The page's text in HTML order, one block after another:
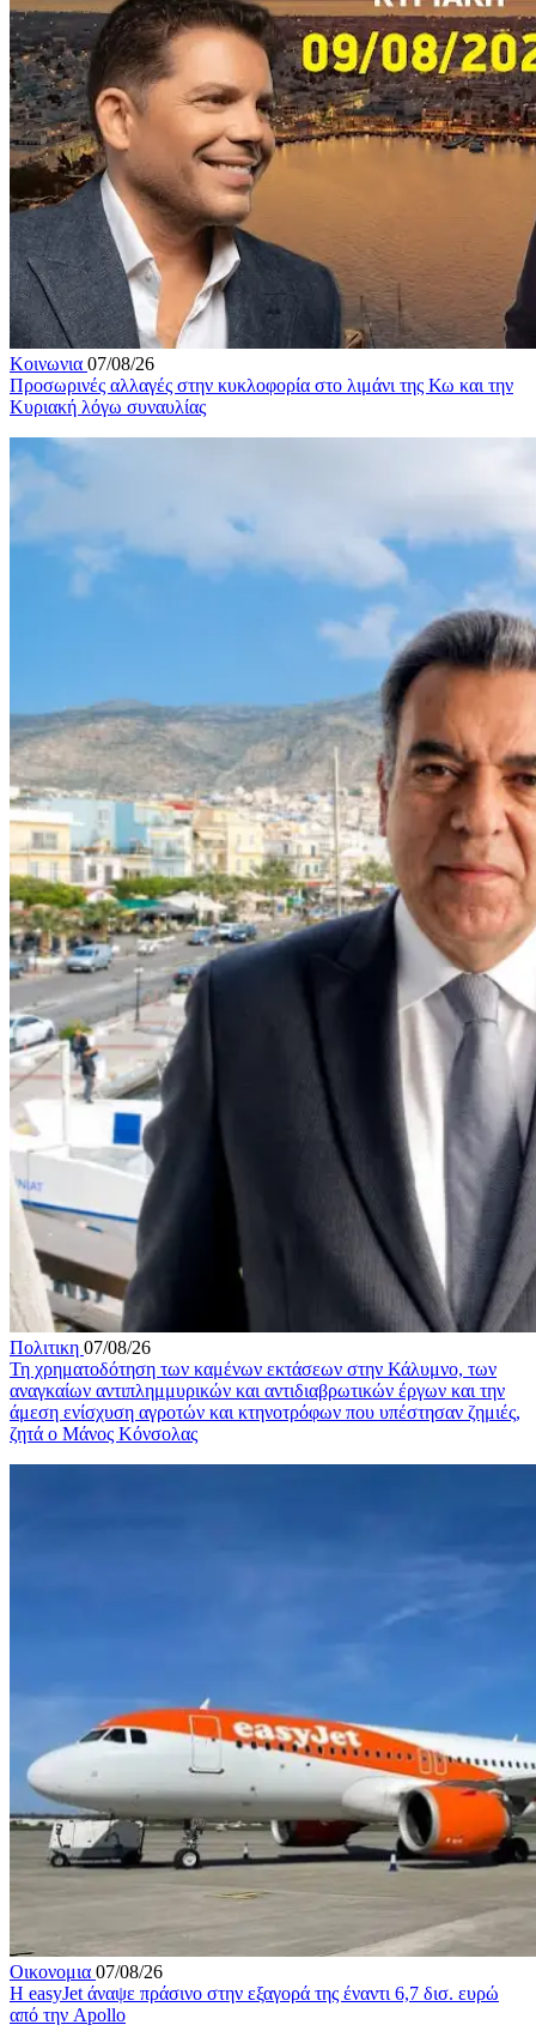
Κοινωνια 07/08/26
Προσωρινές αλλαγές στην κυκλοφορία στο λιμάνι της Κω και την
Κυριακή λόγω συναυλίας
Πολιτικη 07/08/26
Τη χρηματοδότηση των καμένων εκτάσεων στην Κάλυμνο, των
αναγκαίων αντιπλημμυρικών και αντιδιαβρωτικών έργων και την
άμεση ενίσχυση αγροτών και κτηνοτρόφων που υπέστησαν ζημιές,
ζητά ο Μάνος Κόνσολας
Οικονομια 07/08/26
Η easyJet άναψε πράσινο στην εξαγορά της έναντι 6,7 δισ. ευρώ
από την Apollo